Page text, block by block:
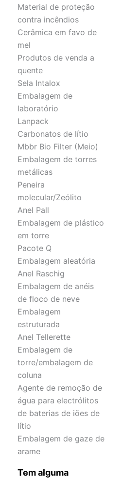
Material de proteção
contra incêndios
Cerâmica em favo de
mel
Produtos de venda a
quente
Sela Intalox
Embalagem de
laboratório
Lanpack
Carbonatos de lítio
Mbbr Bio Filter (Meio)
Embalagem de torres
metálicas
Peneira
molecular/Zeólito
Anel Pall
Embalagem de plástico
em torre
Pacote Q
Embalagem aleatória
Anel Raschig
Embalagem de anéis
de floco de neve
Embalagem
estruturada
Anel Tellerette
Embalagem de
torre/embalagem de
coluna
Agente de remoção de
água para electrólitos
de baterias de iões de
lítio
Embalagem de gaze de
arame
Tem alguma